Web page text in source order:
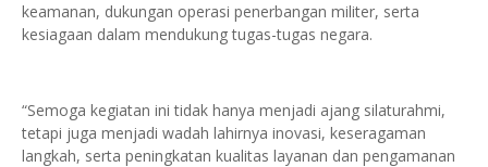
keamanan, dukungan operasi penerbangan militer, serta
kesiagaan dalam mendukung tugas-tugas negara.
‎“Semoga kegiatan ini tidak hanya menjadi ajang silaturahmi,
tetapi juga menjadi wadah lahirnya inovasi, keseragaman
langkah, serta peningkatan kualitas layanan dan pengamanan